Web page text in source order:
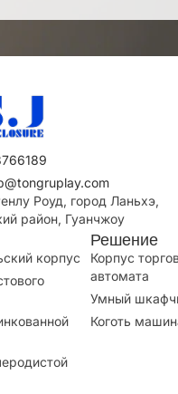
Роуд, город Ланьхэ,
корпус
Коготь машина